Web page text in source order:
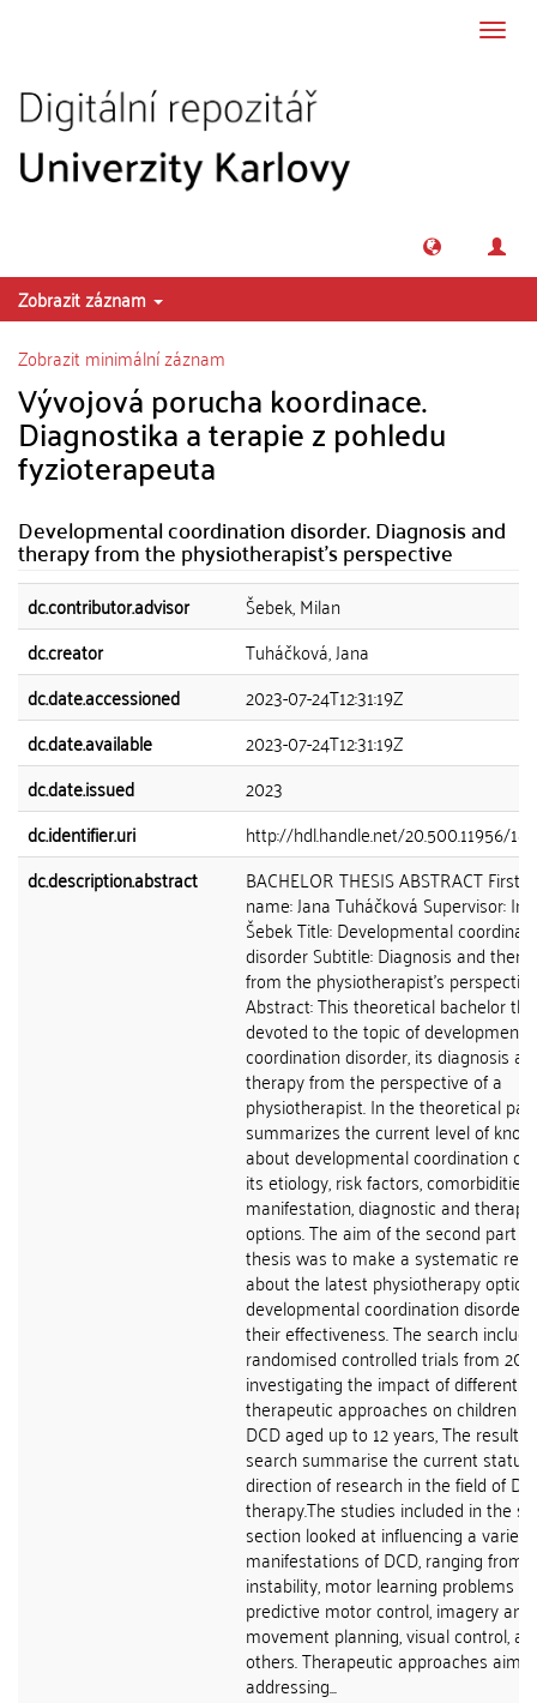
Zobrazit záznam
Zobrazit minimální záznam
Vývojová porucha koordinace.
Diagnostika a terapie z pohledu
fyzioterapeuta
Developmental coordination disorder. Diagnosis and
therapy from the physiotherapist's perspective
dc.contributor.advisor
Šebek, Milan
dc.creator
Tuháčková, Jana
dc.date.accessioned
2023-07-24T12:31:19Z
dc.date.available
2023-07-24T12:31:19Z
dc.date.issued
2023
dc.identifier.uri
http://hdl.handle.net/20.500.11956/
dc.description.abstract
BACHELOR THESIS ABSTRACT First
name: Jana Tuháčková Supervisor:
Šebek Title: Developmental
disorder Subtitle: Diagnosis and
from the physiotherapist's perspective
Abstract: This theoretical bachelor
devoted to the topic of developmental
coordination disorder, its diagnosis
therapy from the perspective of a
physiotherapist. In the theoretical
summarizes the current level of
about developmental coordination
its etiology, risk factors, comorbidities,
manifestation, diagnostic and
options. The aim of the second part
thesis was to make a systematic
about the latest physiotherapy
developmental coordination disorder
their effectiveness. The search
randomised controlled trials from
investigating the impact of different
therapeutic approaches on children
DCD aged up to 12 years, The results
search summarise the current status
direction of research in the field of
therapy.The studies included in the
section looked at influencing a
manifestations of DCD, ranging from
instability, motor learning problems
predictive motor control, imagery and
movement planning, visual control,
others. Therapeutic approaches
addressing...